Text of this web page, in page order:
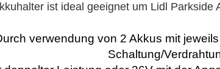
ist ideal geeignet um Lidl Parkside
verwendung von 2 Akkus mit
Schaltung/